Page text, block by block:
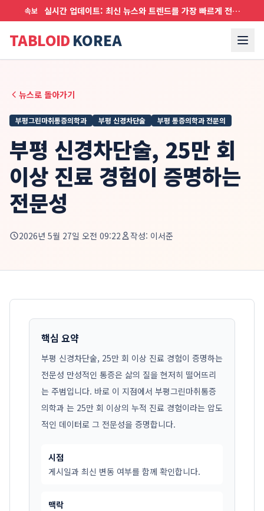
속보 실시간 업데이트: 최신 뉴스와 트렌드를 가장 빠르게 전달합니다
TABLOID KOREA
뉴스로 돌아가기
부평그린마취통증의학과 부평 신경차단술 부평 통증의학과 전문의
부평 신경차단술, 25만 회
이상 진료 경험이 증명하는
전문성
2026년 5월 27일 오전 09:22 작성: 이서준
핵심 요약
부평 신경차단술, 25만 회 이상 진료 경험이 증명하는
전문성 만성적인 통증은 삶의 질을 현저히 떨어뜨리
는 주범입니다. 바로 이 지점에서 부평그린마취통증
의학과 는 25만 회 이상의 누적 진료 경험이라는 압도
적인 데이터로 그 전문성을 증명합니다.
시점
게시일과 최신 변동 여부를 함께 확인합니다.
맥락